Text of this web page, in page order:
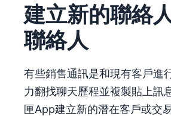
建立新的聯絡
聯絡人
有些銷售通訊是和現有客戶進
力翻找聊天歷程並複製貼上訊
匣App建立新的潛在客戶或交